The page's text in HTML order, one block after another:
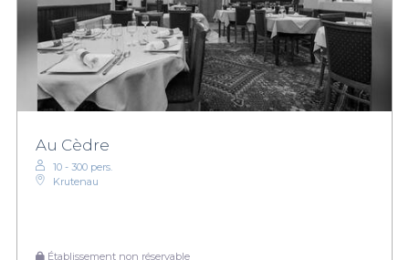
Au Cèdre
10 - 300 pers.
Krutenau
Établissement non réservable